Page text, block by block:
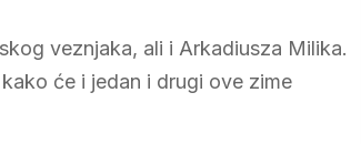
veznjaka, ali i Arkadiusza Milika.
će i jedan i drugi ove zime